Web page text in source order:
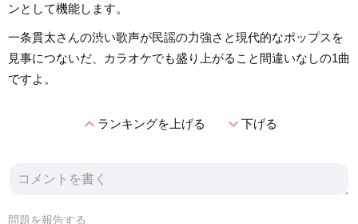
ンとして機能します。
一条貫太さんの渋い歌声が民謡の力強さと現代的なポップスを
見事につないだ、カラオケでも盛り上がること間違いなしの1曲
ですよ。
expand_lessランキングを上げる expand_more下げる
問題を報告する